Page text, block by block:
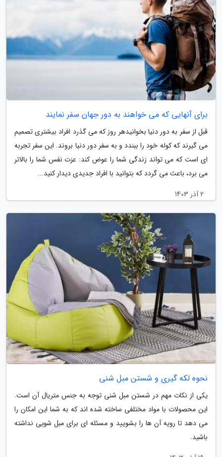
برای آنهایی که می خواهند به دور جهان سفر نمایند
قبل از سفر به دور دنیا بخوانیدهر روز که می گذرد افراد بیشتری تصمیم
می گیرند که کوله خود را ببندد و به سفر دور دنیا بروند. این سفر تجربه
ای است که می تواند زندگی شما را عوض کند: عزت نفس شما را بالاتر
می برد، باعث می گردد که بتوانید با افراد جدیدی دیدار کنید...
2 آذر 1403
نحوه لکه گیری و شستن مبل شنی
یکی از نکات مهم در شستن مبل شنی توجه به جنس متریال آن است.
این محصولات با مواد مختلفی ساخته شده اند که به شما این امکان را
می دهد تا رویه آن ها را بشویید و مسئله ای برای مبل شویی نداشته
باشید.